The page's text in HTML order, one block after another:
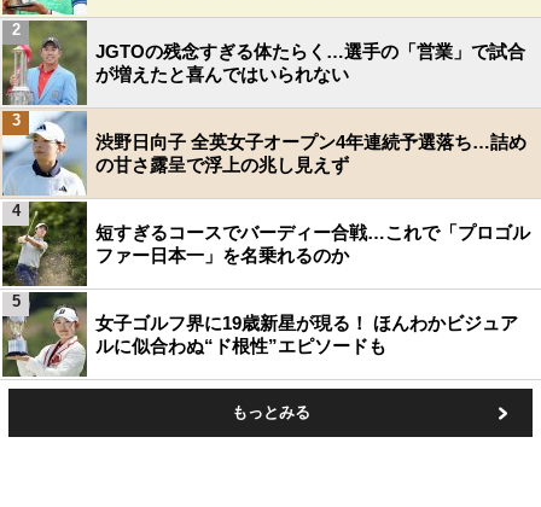
JGTOの残念すぎる体たらく…選手の「営業」で試合
が増えたと喜んではいられない
2
渋野日向子 全英女子オープン4年連続予選落ち…詰め
の甘さ露呈で浮上の兆し見えず
3
短すぎるコースでバーディー合戦…これで「プロゴル
ファー日本一」を名乗れるのか
4
女子ゴルフ界に19歳新星が現る！ ほんわかビジュア
ルに似合わぬ“ド根性”エピソードも
5
もっとみる